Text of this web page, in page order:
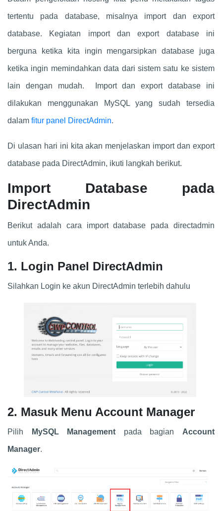
tertentu pada database, misalnya import dan export
database. Kegiatan import dan export database ini
berguna ketika kita ingin mengarsipkan database juga
ketika ingin memindahkan data dari sistem satu ke sistem
lain dengan mudah. Import dan export database ini
dilakukan menggunakan MySQL yang sudah tersedia
dalam fitur panel DirectAdmin.
Di ulasan hari ini kita akan menjelaskan import dan export
database pada DirectAdmin, ikuti langkah berikut.
Import Database pada
DirectAdmin
Berikut adalah cara import database pada directadmin
untuk Anda.
1. Login Panel DirectAdmin
Silahkan Login ke akun DirectAdmin terlebih dahulu
2. Masuk Menu Account Manager
Pilih MySQL Management pada bagianAccount
Manager.